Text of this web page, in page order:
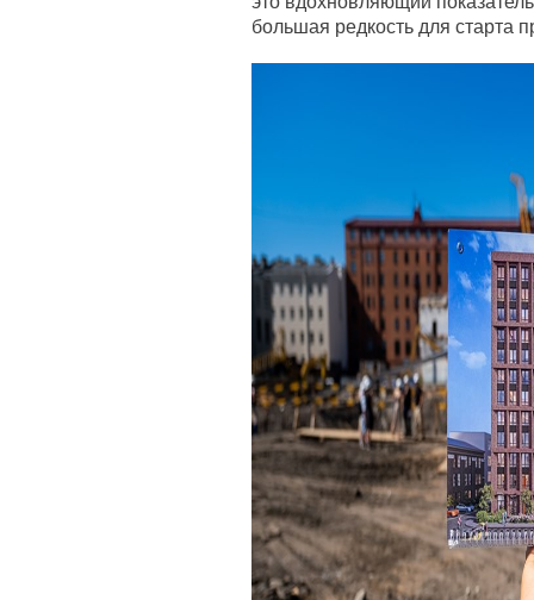
большая редкость для старта